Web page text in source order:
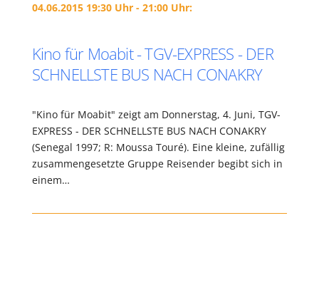
04.06.2015 19:30 Uhr - 21:00 Uhr:
Kino für Moabit - TGV-EXPRESS - DER
SCHNELLSTE BUS NACH CONAKRY
"Kino für Moabit" zeigt am Donnerstag, 4. Juni, TGV-
EXPRESS - DER SCHNELLSTE BUS NACH CONAKRY
(Senegal 1997; R: Moussa Touré). Eine kleine, zufällig
zusammengesetzte Gruppe Reisender begibt sich in
einem…